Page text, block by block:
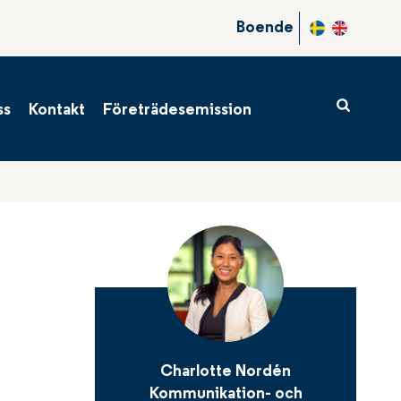
Boende
Kontakt Företrädesemission
Charlotte Nordén
Kommunikation- och